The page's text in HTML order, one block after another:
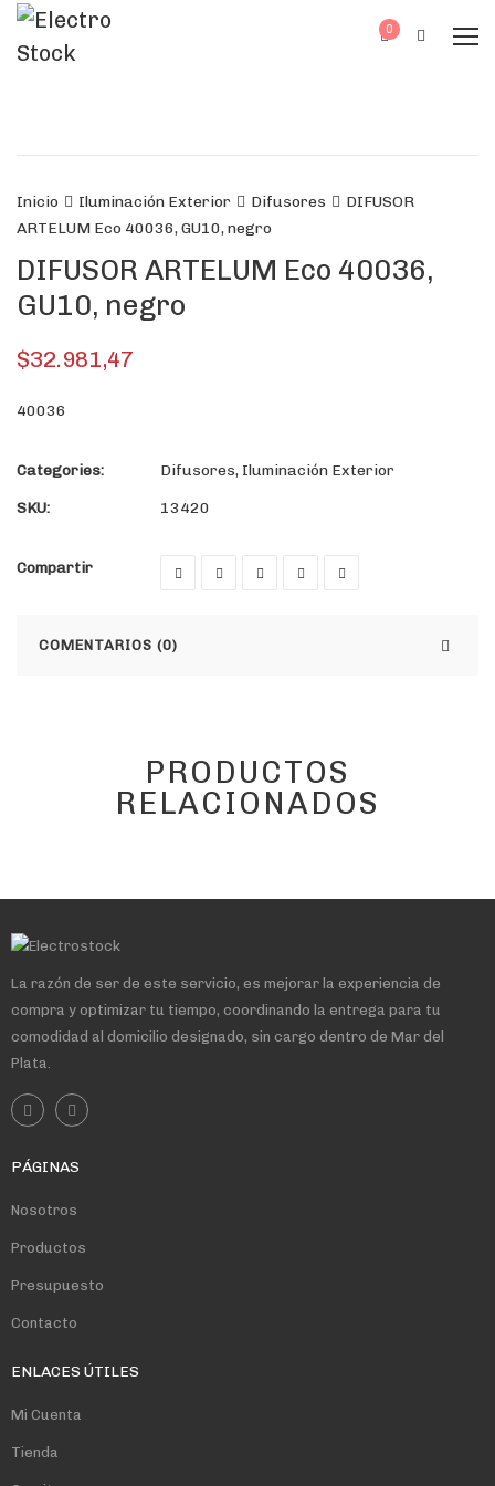
0
Inicio Iluminación Exterior Difusores
DIFUSOR
ARTELUM Eco 40036, GU10, negro
DIFUSOR ARTELUM Eco 40036,
GU10, negro
$32.981,47
40036
Categories: Difusores, Iluminación Exterior
SKU:
13420
Compartir
COMENTARIOS (0)
PRODUCTOS
RELACIONADOS
La razón de ser de este servicio, es mejorar la experiencia de
compra y optimizar tu tiempo, coordinando la entrega para tu
comodidad al domicilio designado, sin cargo dentro de Mar del
Plata.
PÁGINAS
Nosotros
Productos
Presupuesto
Contacto
ENLACES ÚTILES
Mi Cuenta
Tienda